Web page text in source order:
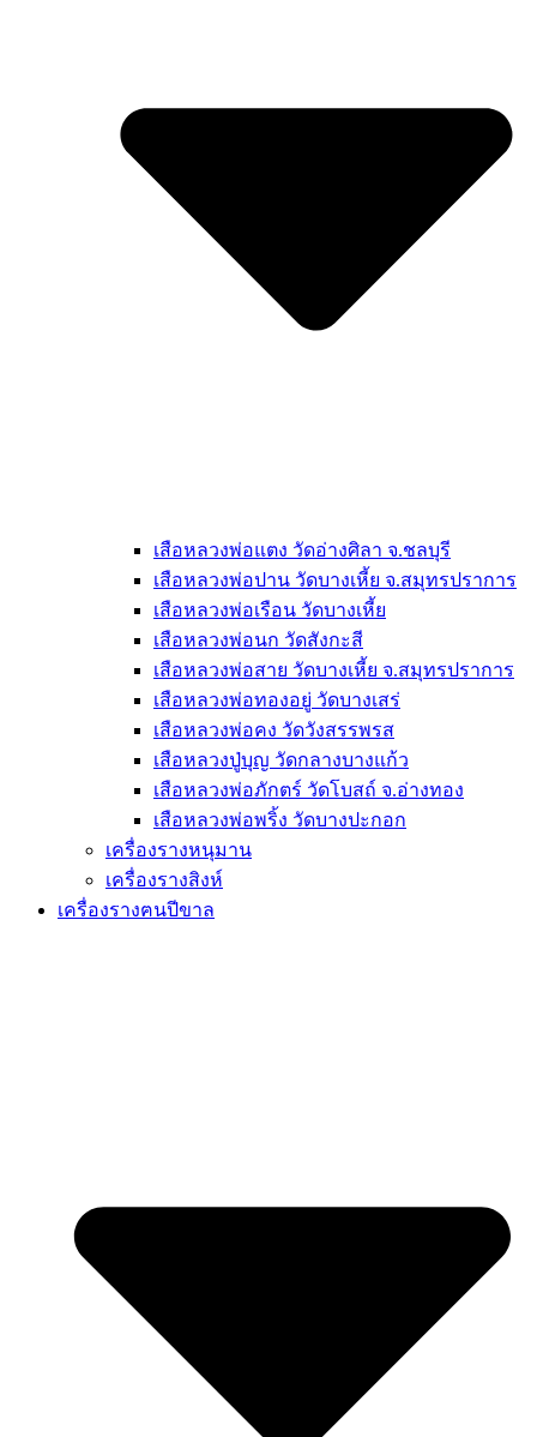
เสือหลวงพ่อแตง วัดอ่างศิลา จ.ชลบุรี
เสือหลวงพ่อปาน วัดบางเหี้ย จ.สมุทรปราการ
เสือหลวงพ่อเรือน วัดบางเหี้ย
เสือหลวงพ่อนก วัดสังกะสี
เสือหลวงพ่อสาย วัดบางเหี้ย จ.สมุทรปราการ
เสือหลวงพ่อทองอยู่ วัดบางเสร่
เสือหลวงพ่อคง วัดวังสรรพรส
เสือหลวงปู่บุญ วัดกลางบางแก้ว
เสือหลวงพ่อภักตร์ วัดโบสถ์ จ.อ่างทอง
เสือหลวงพ่อพริ้ง วัดบางปะกอก
เครื่องรางหนุมาน
เครื่องรางสิงห์
เครื่องรางฅนปีขาล